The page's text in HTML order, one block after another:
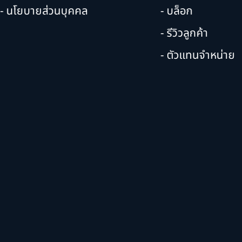
- นโยบายส่วนบุคคล
- บล็อก
- รีวิวลูกค้า
- ตัวแทนจำหน่าย